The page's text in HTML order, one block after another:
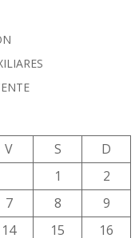
V S
D
1
2
7 8
9
14 15 16